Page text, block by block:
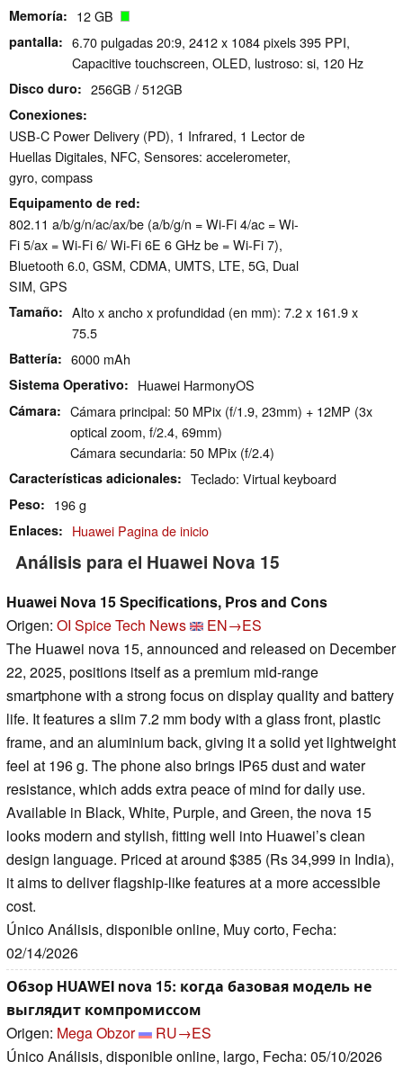
Memoría 12 GB
pantalla
6.70 pulgadas 20:9, 2412 x 1084 pixels 395 PPI,
Capacitive touchscreen, OLED, lustroso: si, 120 Hz
Disco duro 256GB / 512GB
Conexiones
USB-C Power Delivery (PD), 1 Infrared, 1 Lector de
Huellas Digitales, NFC, Sensores: accelerometer,
gyro, compass
Equipamento de red
802.11 a/​b/​g/​n/​ac/​ax/​be (a/b/g/n = Wi-Fi 4/ac = Wi-
Fi 5/ax = Wi-Fi 6/ Wi-Fi 6E 6 GHz be = Wi-Fi 7),
Bluetooth 6.0, GSM, CDMA, UMTS, LTE, 5G, Dual
SIM, GPS
Tamaño
Alto x ancho x profundidad (en mm): 7.2 x 161.9 x
75.5
Battería 6000 mAh
Sistema Operativo Huawei HarmonyOS
Cámara
Cámara principal: 50 MPix (f/1.9, 23mm) + 12MP (3x
optical zoom, f/2.4, 69mm)
Cámara secundaria: 50 MPix (f/2.4)
Características adicionales Teclado: Virtual keyboard
Peso 196 g
Enlaces Huawei Pagina de inicio
Análisis para el Huawei Nova 15
Huawei Nova 15 Specifications, Pros and Cons
Origen: OI Spice Tech News
EN→ES
The Huawei nova 15, announced and released on December
22, 2025, positions itself as a premium mid-range
smartphone with a strong focus on display quality and battery
life. It features a slim 7.2 mm body with a glass front, plastic
frame, and an aluminium back, giving it a solid yet lightweight
feel at 196 g. The phone also brings IP65 dust and water
resistance, which adds extra peace of mind for daily use.
Available in Black, White, Purple, and Green, the nova 15
looks modern and stylish, fitting well into Huawei’s clean
design language. Priced at around $385 (Rs 34,999 in India),
it aims to deliver flagship-like features at a more accessible
cost.
Único Análisis, disponible online, Muy corto, Fecha:
02/14/2026
Обзор HUAWEI nova 15: когда базовая модель не
выглядит компромиссом
Origen: Mega Obzor
RU→ES
Único Análisis, disponible online, largo, Fecha: 05/10/2026